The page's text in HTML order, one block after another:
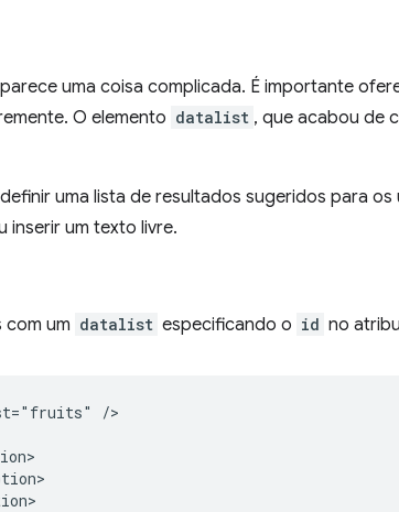
uma coisa complicada. É importante
O elemento datalist , que acabou de
uma lista de resultados sugeridos para os
inserir um texto livre.
um datalist especificando o id no
/>